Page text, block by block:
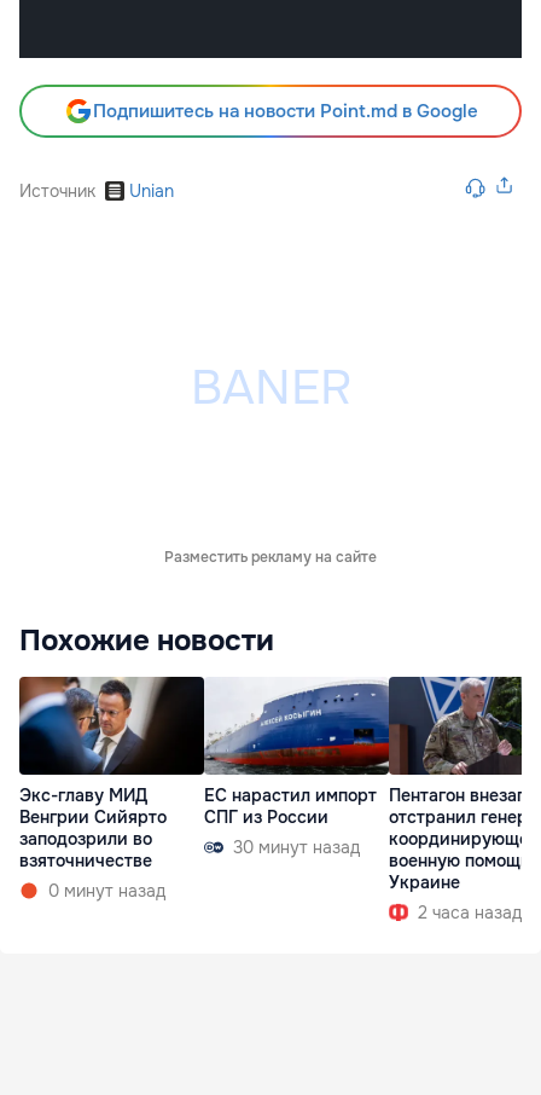
Подпишитесь на новости Point.md в Google
Источник Unian
Разместить рекламу на сайте
Похожие новости
Экс-главу МИД
Венгрии Сийярто
заподозрили во
взяточничестве
0 минут назад
ЕС нарастил импорт
СПГ из России
30 минут назад
Пентагон
отстранил
военную помощь
Украине
2 часа назад